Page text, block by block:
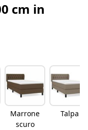
cm in
Marrone
scuro
Talpa